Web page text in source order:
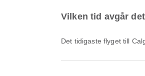
Vilken tid avgår
Det tidigaste flyget till